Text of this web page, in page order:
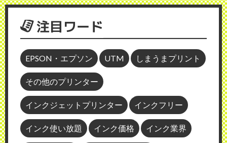
注目ワード
EPSON・エプソン UTM しまうまプリント
その他のプリンター
インクジェットプリンター インクフリー
インク使い放題 インク価格 インク業界